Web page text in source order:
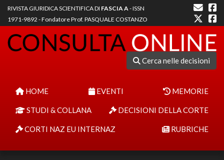
RIVISTA GIURIDICA SCIENTIFICA DI FASCIA A- ISSN
1971-9892 - Fondatore Prof. PASQUALE COSTANZO
Cerca nelle decisioni
HOME EVENTI MEMORIE
STUDI & COLLANA DECISIONI DELLA CORTE
CORTI NAZ EU INTERNAZ RUBRICHE